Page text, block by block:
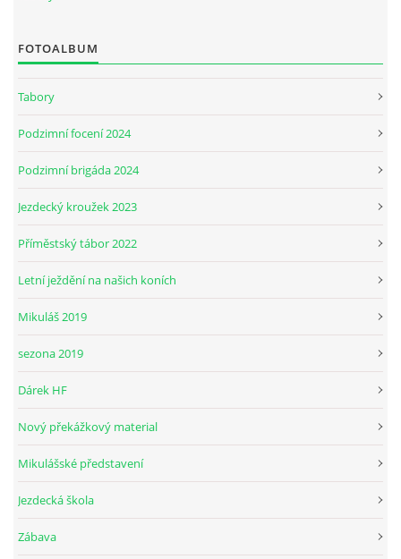
JARNÍ BRIGÁDA SE ODKLÁDÁ.
PÁTEČNÍ KROUŽEK " ŠKOLA JEZDECTVÍ " BUDE ZAHÁJEN
ČLENOVÉ JK CABALLERO Z RYCHVALDU
PODZIMNÍ BRIGÁDA 4.10.2025
FOTOALBUM
Tabory
Podzimní focení 2024
Podzimní brigáda 2024
Jezdecký kroužek 2023
Příměstský tábor 2022
Letní ježdění na našich koních
Mikuláš 2019
sezona 2019
Dárek HF
Nový překážkový material
Mikulášské představení
Jezdecká škola
Zábava